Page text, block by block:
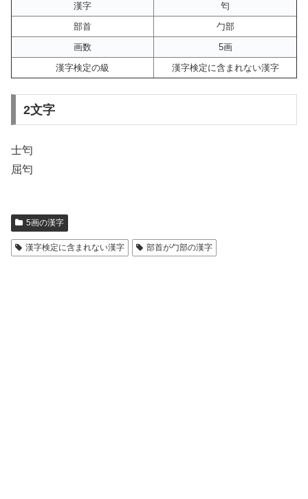
漢字
匄
部首
勹部
画数
5画
漢字検定の級
漢字検定に含まれない漢字
2文字
士匄
屈匄
5画の漢字
漢字検定に含まれない漢字 部首が勹部の漢字